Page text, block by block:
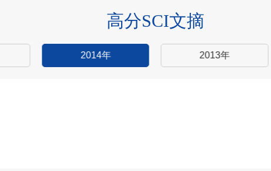
高分SCI文摘
2014年 2013年